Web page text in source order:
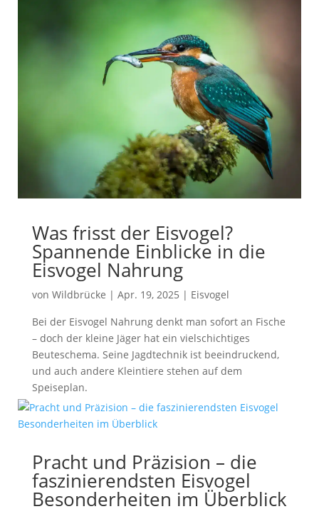
Was frisst der Eisvogel?
Spannende Einblicke in die
Eisvogel Nahrung
von Wildbrücke | Apr. 19, 2025 | Eisvogel
Bei der Eisvogel Nahrung denkt man sofort an Fische
– doch der kleine Jäger hat ein vielschichtiges
Beuteschema. Seine Jagdtechnik ist beeindruckend,
und auch andere Kleintiere stehen auf dem
Speiseplan.
Pracht und Präzision – die
faszinierendsten Eisvogel
Besonderheiten im Überblick